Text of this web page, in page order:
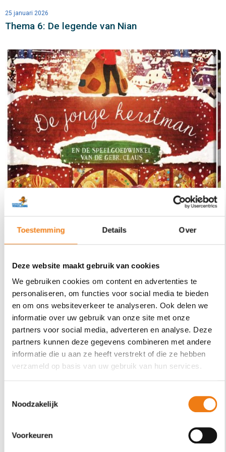
Toestemming Details Over
Deze website maakt gebruik van cookies
We gebruiken cookies om content en advertenties te
personaliseren, om functies voor social media te bieden
en om ons websiteverkeer te analyseren. Ook delen we
informatie over uw gebruik van onze site met onze
partners voor social media, adverteren en analyse. Deze
partners kunnen deze gegevens combineren met andere
informatie die u aan ze heeft verstrekt of die ze hebben
verzameld op basis van uw gebruik van hun services.
Noodzakelijk
Voorkeuren
25 januari 2026
Thema 6: De legende van Nian
22 januari 2026
Thema 5: De jonge Kerstman